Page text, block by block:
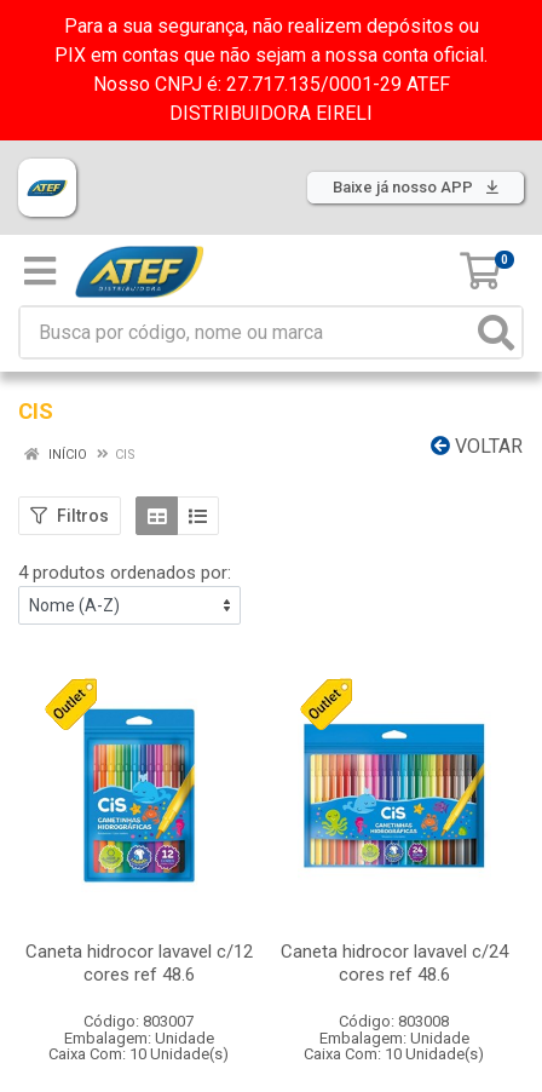
Para a sua segurança, não realizem depósitos ou
PIX em contas que não sejam a nossa conta oficial.
Nosso CNPJ é: 27.717.135/0001-29 ATEF
DISTRIBUIDORA EIRELI
Baixe já nosso APP
0
CIS
VOLTAR
INÍCIO CIS
Filtros
4 produtos ordenados por:
Caneta hidrocor lavavel c/12
cores ref 48.6
Código: 803007
Embalagem: Unidade
Caixa Com: 10 Unidade(s)
Caneta hidrocor lavavel c/24
cores ref 48.6
Código: 803008
Embalagem: Unidade
Caixa Com: 10 Unidade(s)